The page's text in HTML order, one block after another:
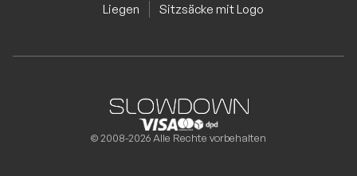
Liegen
Sitzsäcke mit Logo
© 2008-2026 Alle Rechte vorbehalten